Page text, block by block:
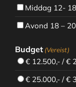
Middag 12-
Avond 18 –
Budget (Vereist)
€ 12.500,- / €
€ 25.000,- / €